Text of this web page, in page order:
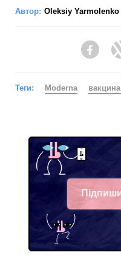
Автор: Oleksiy Yarmolenko
Теги: Moderna
Telegram